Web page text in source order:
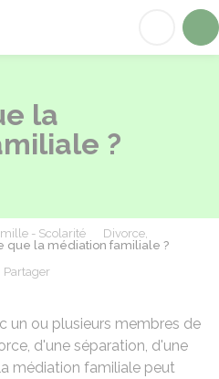
la
?
- Scolarité
Divorce,
que la médiation familiale ?
Partager
un ou plusieurs membres de
d'une séparation, d'une
médiation familiale peut